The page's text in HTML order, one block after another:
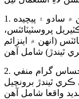
1. جينيٽورينري سسٽم جو انفيڪشن، جنهن ۾ سادو ۽ پيچيده
پروسٽيٽائٽس،
(انهن ۾ اينزائم
2. تنفس جي انفيڪشن، جنهن ۾ حساس گرام منفي
ٿيندڙ برونچيل